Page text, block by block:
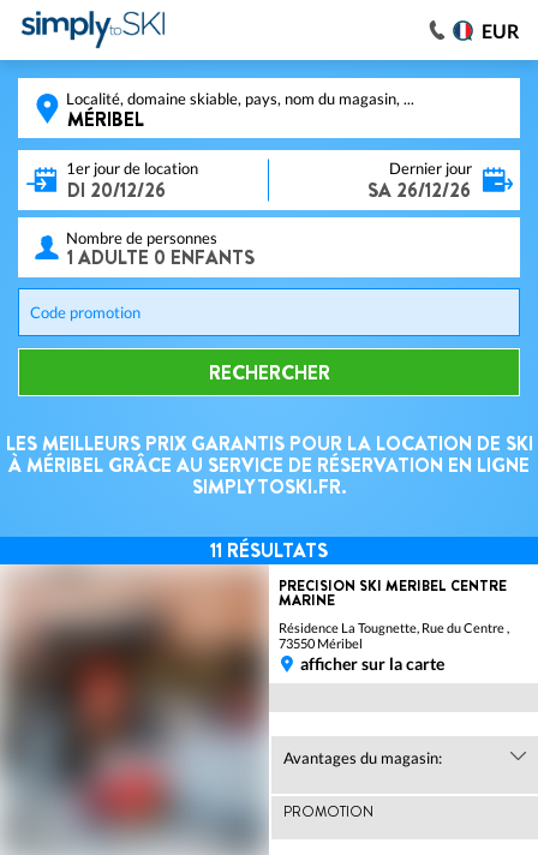
EUR
Localité, domaine skiable, pays, nom du magasin, ...
1er jour de location Dernier jour
Nombre de personnes
Code promotion
RECHERCHER
LES MEILLEURS PRIX GARANTIS POUR LA LOCATION DE SKI
À MÉRIBEL GRÂCE AU SERVICE DE RÉSERVATION EN LIGNE
SIMPLYTOSKI.FR.
11 RÉSULTATS
PRECISION SKI MERIBEL CENTRE
MARINE
Résidence La Tougnette, Rue du Centre ,
73550 Méribel
afficher sur la carte
Avantages du magasin:
PROMOTION